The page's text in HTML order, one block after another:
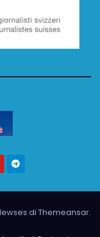
di Themeansar.